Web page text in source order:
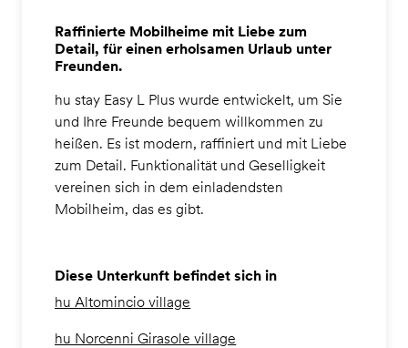
Raffinierte Mobilheime mit Liebe zum
Detail, für einen erholsamen Urlaub unter
Freunden.
hu stay Easy L Plus wurde entwickelt, um Sie
und Ihre Freunde bequem willkommen zu
heißen. Es ist modern, raffiniert und mit Liebe
zum Detail. Funktionalität und Geselligkeit
vereinen sich in dem einladendsten
Mobilheim, das es gibt.
Diese Unterkunft befindet sich in
hu Altomincio village
hu Norcenni Girasole village